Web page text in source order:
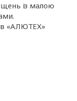
із малою
«АЛЮТЕХ»